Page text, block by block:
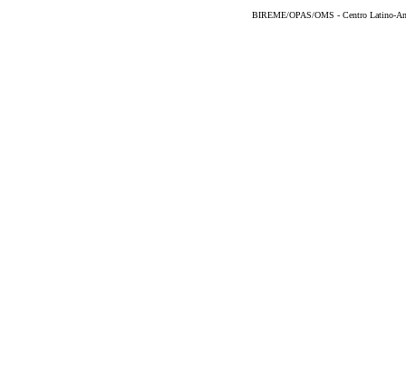
BIREME/OPAS/OMS - Centro Latino-